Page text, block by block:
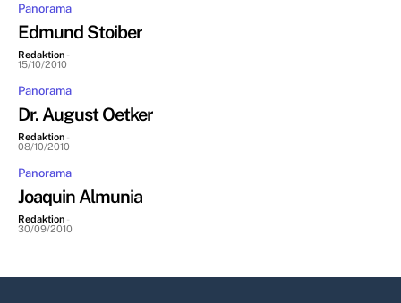
Panorama
Edmund Stoiber
Redaktion -
15/10/2010
Panorama
Dr. August Oetker
Redaktion -
08/10/2010
Panorama
Joaquin Almunia
Redaktion -
30/09/2010